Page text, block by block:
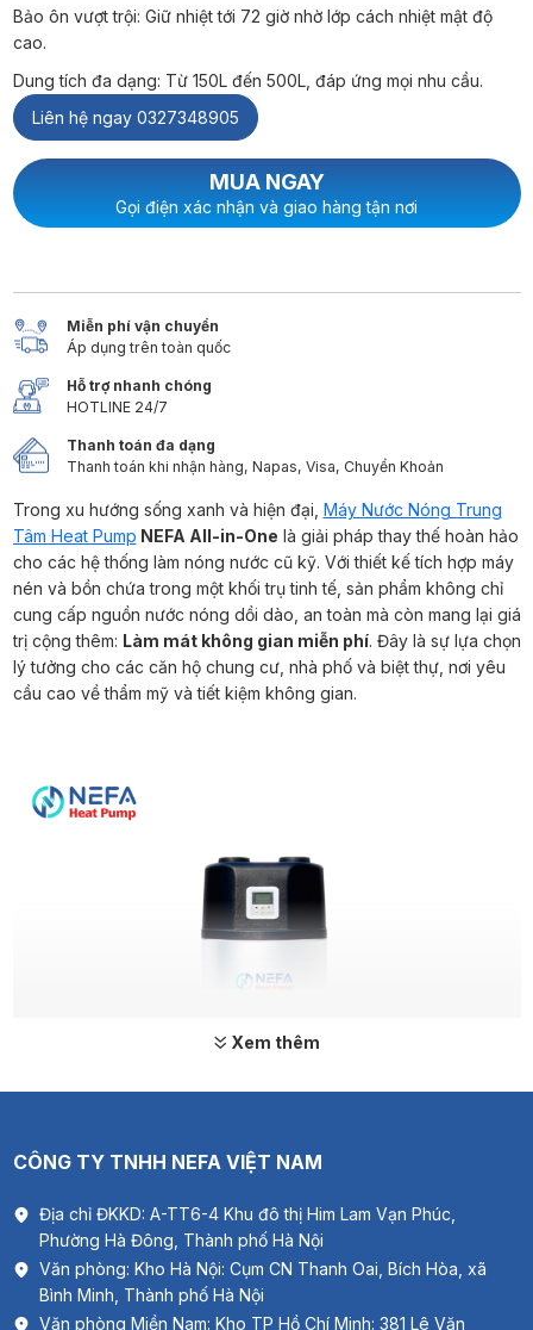
Bảo ôn vượt trội: Giữ nhiệt tới 72 giờ nhờ lớp cách nhiệt mật độ
cao.
Dung tích đa dạng: Từ 150L đến 500L, đáp ứng mọi nhu cầu.
Liên hệ ngay 0327348905
MUA NGAY
Gọi điện xác nhận và giao hàng tận nơi
Miễn phí vận chuyển
Áp dụng trên toàn quốc
Hỗ trợ nhanh chóng
HOTLINE 24/7
Thanh toán đa dạng
Thanh toán khi nhận hàng, Napas, Visa, Chuyển Khoản
Trong xu hướng sống xanh và hiện đại, Máy Nước Nóng Trung
Tâm Heat Pump NEFA All-in-One là giải pháp thay thế hoàn hảo
cho các hệ thống làm nóng nước cũ kỹ. Với thiết kế tích hợp máy
nén và bồn chứa trong một khối trụ tinh tế, sản phẩm không chỉ
cung cấp nguồn nước nóng dồi dào, an toàn mà còn mang lại giá
trị cộng thêm: Làm mát không gian miễn phí. Đây là sự lựa chọn
lý tưởng cho các căn hộ chung cư, nhà phố và biệt thự, nơi yêu
cầu cao về thẩm mỹ và tiết kiệm không gian.
hình ảnh sản phẩm Máy Nước Nóng Trung Tâm Heat Pump all in
one
Xem thêm
CÔNG TY TNHH NEFA VIỆT NAM
Địa chỉ ĐKKD: A-TT6-4 Khu đô thị Him Lam Vạn Phúc,
Phường Hà Đông, Thành phố Hà Nội
Văn phòng: Kho Hà Nội: Cụm CN Thanh Oai, Bích Hòa, xã
Bình Minh, Thành phố Hà Nội
Văn phòng Miền Nam: Kho TP Hồ Chí Minh: 381 Lê Văn